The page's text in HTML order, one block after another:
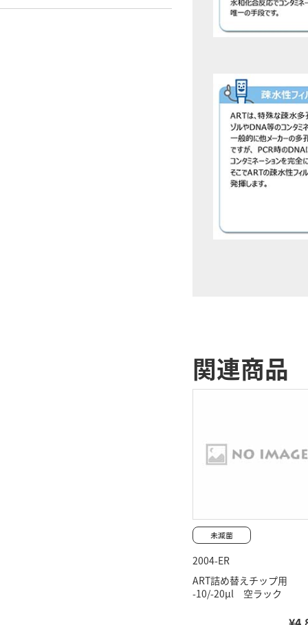
関連商品
2004-ER
ART詰め替えチップ用
-10/-20μl 空ラック